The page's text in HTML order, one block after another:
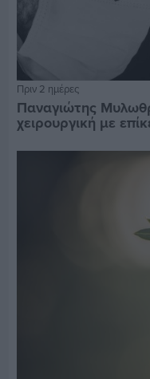
Πριν 2 ημέρες
Παναγιώτης
χειρουργική με